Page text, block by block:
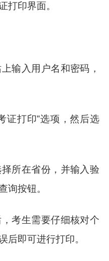
打印界面。
输入用户名和密码，
证打印”选项，然后选
所在省份，并输入验
询按钮。
考生需要仔细核对个
后即可进行打印。